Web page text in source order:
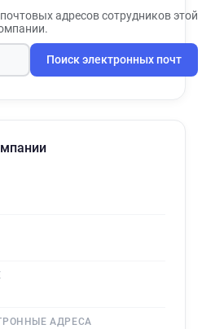
адресов сотрудников этой
Поиск электронных почт
АДРЕСА